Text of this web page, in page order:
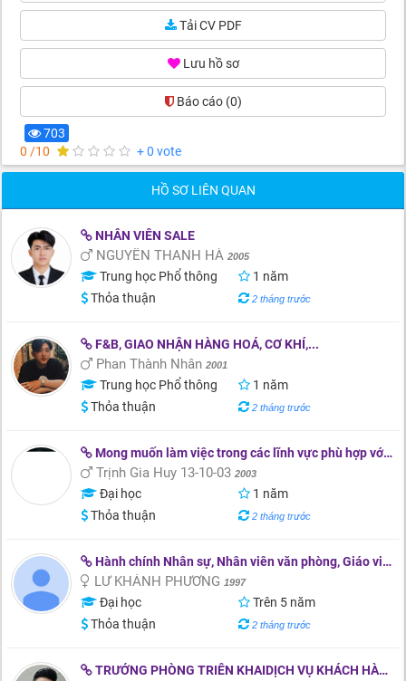
Tải CV PDF
Lưu hồ sơ
Báo cáo (0)
703
0 /10
+ 0 vote
HỒ SƠ LIÊN QUAN
NHÂN VIÊN SALE
NGUYỄN THANH HÀ 2005
Trung học Phổ thông
1 năm
Thỏa thuận
2 tháng trước
F&B, GIAO NHẬN HÀNG HOÁ, CƠ KHÍ,...
Phan Thành Nhân 2001
Trung học Phổ thông
1 năm
Thỏa thuận
2 tháng trước
Mong muốn làm việc trong các lĩnh vực phù hợp với năng lực và được đào tạo thêm để phát triển lâu dài cùng công ty. Có thể thử sức với nhiều lĩnh vực khác góp phần cống hiến những gì đã học và tiếp thu cho công ty và doanh nghiệp
Trịnh Gia Huy 13-10-03 2003
Đại học
1 năm
Thỏa thuận
2 tháng trước
Hành chính Nhân sự, Nhân viên văn phòng, Giáo viên tiếng Trung, Phiên dịch tiếng Trung
LƯ KHÁNH PHƯƠNG 1997
Đại học
Trên 5 năm
Thỏa thuận
2 tháng trước
TRƯỞNG PHÒNG TRIÊN KHAIDỊCH VỤ KHÁCH HÀNG